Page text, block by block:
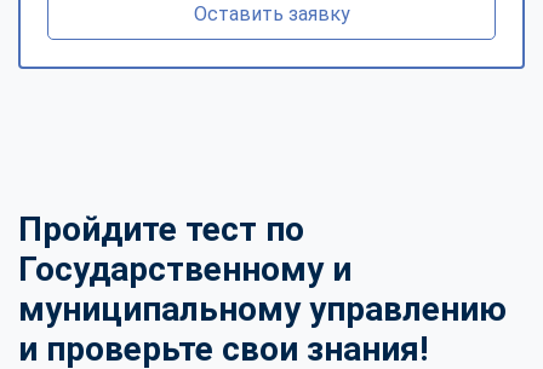
Оставить заявку
Пройдите тест по
Государственному и
муниципальному управлению
и проверьте свои знания!